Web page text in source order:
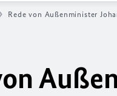
Rede von Außenminister